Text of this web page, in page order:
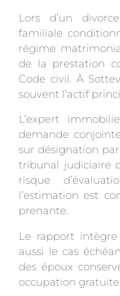
Lors d’un
familiale
régime
de la prestation
Code civil. À
souvent l’actif
L’expert
demande
sur désignation
tribunal judiciaire
risque
l’estimation est
prenante.
Le rapport
aussi le cas
des époux
occupation